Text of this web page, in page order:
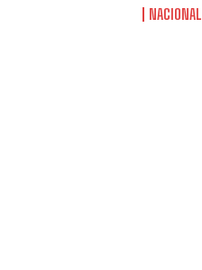
NACIONAL